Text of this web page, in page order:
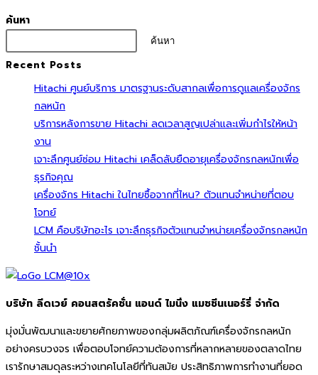
ค้นหา
ค้นหา
Recent Posts
Hitachi ศูนย์บริการ มาตรฐานระดับสากลเพื่อการดูแลเครื่องจักร
กลหนัก
บริการหลังการขาย Hitachi ลดเวลาสูญเปล่าและเพิ่มกำไรให้หน้า
งาน
เจาะลึกศูนย์ซ่อม Hitachi เคล็ดลับยืดอายุเครื่องจักรกลหนักเพื่อ
ธุรกิจคุณ
เครื่องจักร Hitachi ในไทยซื้อจากที่ไหน? ตัวแทนจำหน่ายที่ตอบ
โจทย์
LCM คือบริษัทอะไร เจาะลึกธุรกิจตัวแทนจำหน่ายเครื่องจักรกลหนัก
ชั้นนำ
บริษัท ลีดเวย์ คอนสตรัคชั่น แอนด์ ไมนิ่ง แมชชีนเนอร์รี่ จำกัด
มุ่งมั่นพัฒนาและขยายศักยภาพของกลุ่มผลิตภัณฑ์เครื่องจักรกลหนัก
อย่างครบวงจร เพื่อตอบโจทย์ความต้องการที่หลากหลายของตลาดไทย
เรารักษาสมดุลระหว่างเทคโนโลยีที่ทันสมัย ประสิทธิภาพการทำงานที่ยอด